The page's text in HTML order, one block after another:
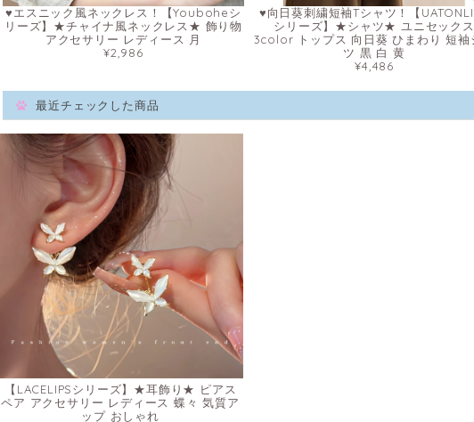
♥エスニック風ネックレス！【Youboheシ
リーズ】★チャイナ風ネックレス★ 飾り物
アクセサリー レディース 月
¥2,986
♥向日葵刺繍短袖Tシャツ！【
シリーズ】★シャツ★ ユニセックス
3color トップス 向日葵 ひまわり 短袖
ツ 黒 白 黄
¥4,486
最近チェックした商品
【LACELIPSシリーズ】★耳飾り★ ピアス
ペア アクセサリー レディース 蝶々 気質ア
ップ おしゃれ